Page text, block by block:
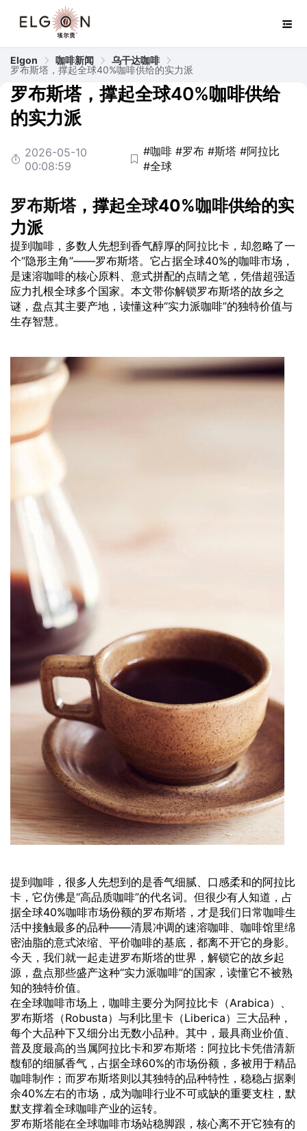
Elgon 咖啡新闻
乌干达咖啡
罗布斯塔，撑起全球40%咖啡供给的实力派
罗布斯塔，撑起全球40%咖啡供给
的实力派
2026-05-10
00:08:59
#咖啡 #罗布 #斯塔 #阿拉比
#全球
罗布斯塔，撑起全球40%咖啡供给的实
力派
提到咖啡，多数人先想到香气醇厚的阿拉比卡，却忽略了一
个“隐形主角”——罗布斯塔。它占据全球40%的咖啡市场，
是速溶咖啡的核心原料、意式拼配的点睛之笔，凭借超强适
应力扎根全球多个国家。本文带你解锁罗布斯塔的故乡之
谜，盘点其主要产地，读懂这种“实力派咖啡”的独特价值与
生存智慧。
提到咖啡，很多人先想到的是香气细腻、口感柔和的阿拉比
卡，它仿佛是“高品质咖啡”的代名词。但很少有人知道，占
据全球40%咖啡市场份额的罗布斯塔，才是我们日常咖啡生
活中接触最多的品种——清晨冲调的速溶咖啡、咖啡馆里绵
密油脂的意式浓缩、平价咖啡的基底，都离不开它的身影。
今天，我们就一起走进罗布斯塔的世界，解锁它的故乡起
源，盘点那些盛产这种“实力派咖啡”的国家，读懂它不被熟
知的独特价值。
在全球咖啡市场上，咖啡主要分为阿拉比卡（Arabica）、
罗布斯塔（Robusta）与利比里卡（Liberica）三大品种，
每个大品种下又细分出无数小品种。其中，最具商业价值、
普及度最高的当属阿拉比卡和罗布斯塔：阿拉比卡凭借清新
馥郁的细腻香气，占据全球60%的市场份额，多被用于精品
咖啡制作；而罗布斯塔则以其独特的品种特性，稳稳占据剩
余40%左右的市场，成为咖啡行业不可或缺的重要支柱，默
默支撑着全球咖啡产业的运转。
罗布斯塔能在全球咖啡市场站稳脚跟，核心离不开它独有的